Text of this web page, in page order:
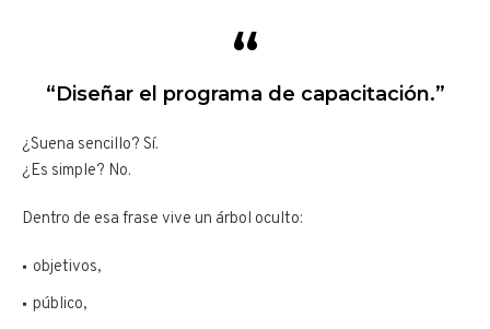
“Diseñar el programa de capacitación.”
¿Suena sencillo? Sí.
¿Es simple? No.
Dentro de esa frase vive un árbol oculto:
objetivos,
público,